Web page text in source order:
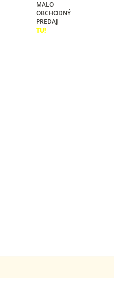
MALO
OBCHODNÝ
PREDAJ
TU!